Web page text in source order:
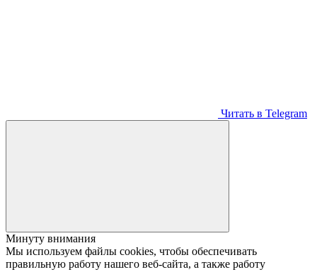
Читать в Telegram
Минуту внимания
Мы используем файлы cookies, чтобы обеспечивать
правильную работу нашего веб-сайта, а также работу